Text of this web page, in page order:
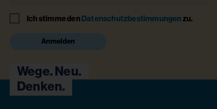
Hinweis
Ich stimme denDatenschutzbestimmungenzu.
Anmelden
Wege. Neu.
Denken.